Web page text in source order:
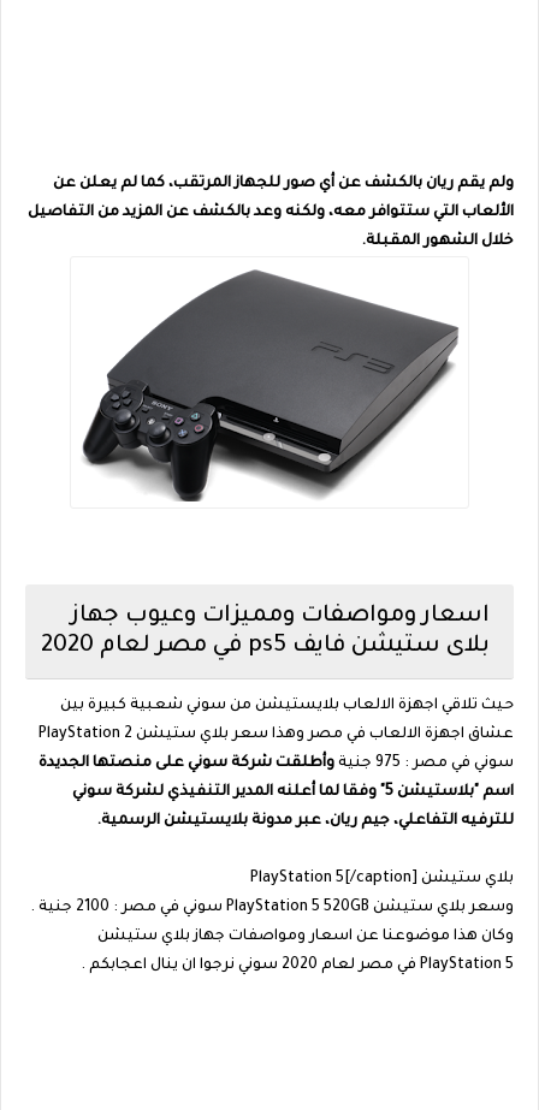
ولم يقم ريان بالكشف عن أي صور للجهاز المرتقب، كما لم يعلن عن
الألعاب التي ستتوافر معه، ولكنه وعد بالكشف عن المزيد من التفاصيل
خلال الشهور المقبلة.
اسعار ومواصفات ومميزات وعيوب جهاز
بلاى ستيشن فايف ps5 في مصر لعام 2020
حيث تلاقي اجهزة الالعاب بلايستيشن من سوني شعبية كبيرة بين
عشاق اجهزة الالعاب في مصر
وهذا سعر بلاي ستيشن PlayStation 2
سوني في مصر : 975 جنية
وأطلقت شركة سوني على منصتها الجديدة
اسم "بلاستيشن 5" وفقا لما أعلنه المدير التنفيذي لشركة سوني
للترفيه التفاعلي، جيم ريان، عبر مدونة بلايستيشن الرسمية.
بلاي ستيشن PlayStation 5 [/caption]
وسعر بلاي ستيشن PlayStation 5 520GB سوني في مصر : 2100 جنية .
وكان هذا موضوعنا عن اسعار ومواصفات جهاز بلاي ستيشن
PlayStation 5 في مصر لعام 2020 سوني نرجوا ان ينال اعجابكم .